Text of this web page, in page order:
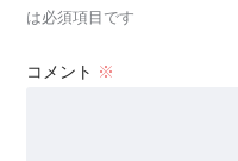
は必須項目です
コメント ※